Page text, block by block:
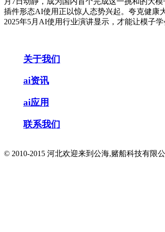
插件形态AI使用正以惊人态势兴起。夸克健康
2025年5月AI使用行业演讲显示，才能让模子
关于我们
ai资讯
ai应用
联系我们
© 2010-2015 河北欢迎来到公海,赌船科技有限